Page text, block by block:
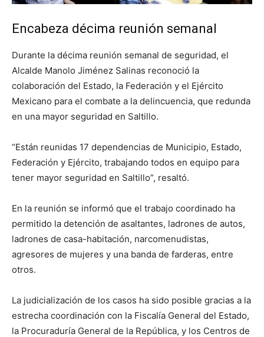
Encabeza décima reunión semanal
Durante la décima reunión semanal de seguridad, el
Alcalde Manolo Jiménez Salinas reconoció la
colaboración del Estado, la Federación y el Ejército
Mexicano para el combate a la delincuencia, que redunda
en una mayor seguridad en Saltillo.
“Están reunidas 17 dependencias de Municipio, Estado,
Federación y Ejército, trabajando todos en equipo para
tener mayor seguridad en Saltillo”, resaltó.
En la reunión se informó que el trabajo coordinado ha
permitido la detención de asaltantes, ladrones de autos,
ladrones de casa-habitación, narcomenudistas,
agresores de mujeres y una banda de farderas, entre
otros.
La judicialización de los casos ha sido posible gracias a la
estrecha coordinación con la Fiscalía General del Estado,
la Procuraduría General de la República, y los Centros de